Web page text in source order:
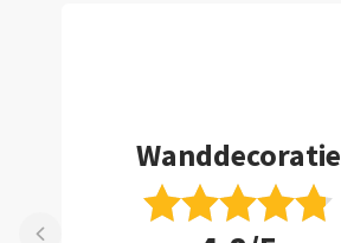
Wanddecoratie